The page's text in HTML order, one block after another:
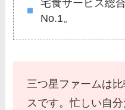
宅食サービス総
No.1。
三つ星ファームは
スです。忙しい自